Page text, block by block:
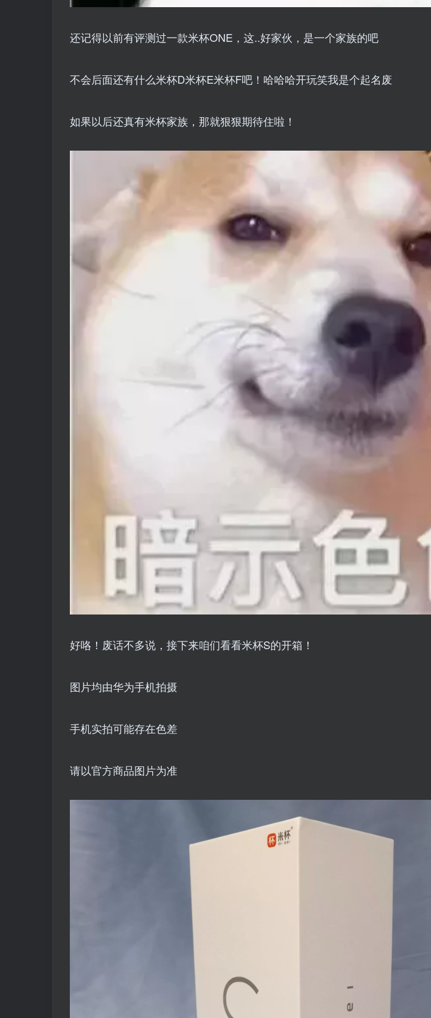
还记得以前有评测过一款米杯ONE，这..好家伙，是一个家族的吧
不会后面还有什么米杯D米杯E米杯F吧！哈哈哈开玩笑我是个起名废
如果以后还真有米杯家族，那就狠狠期待住啦！
好咯！废话不多说，接下来咱们看看米杯S的开箱！
图片均由华为手机拍摄
手机实拍可能存在色差
请以官方商品图片为准